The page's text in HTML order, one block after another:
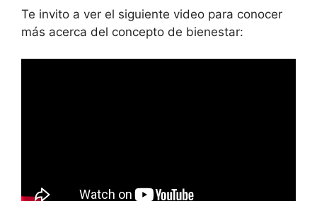
Te invito a ver el siguiente video para conocer
más acerca del concepto de bienestar: